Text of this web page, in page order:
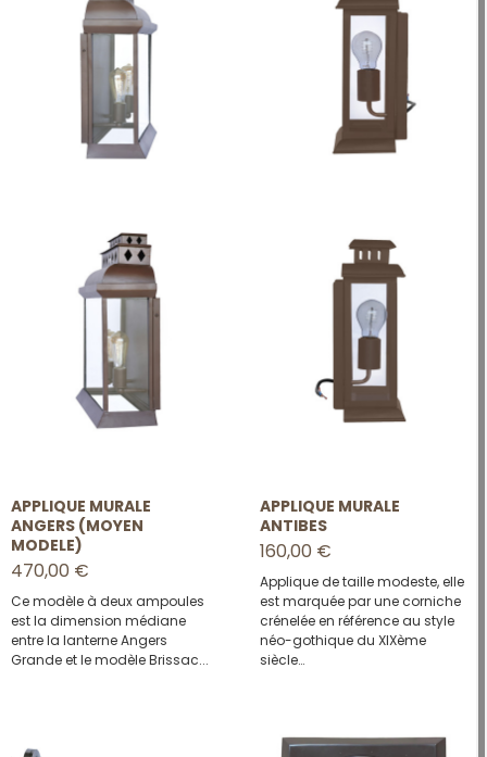
APPLIQUE MURALE
ANGERS (MOYEN
MODELE)
470,00 €
Ce modèle à deux ampoules
est la dimension médiane
entre la lanterneAngers
Grandeet le modèleBrissac...
APPLIQUE MURALE
ANTIBES
160,00 €
Applique de taille modeste, elle
est marquée par une corniche
crénelée en référence au style
néo-gothique du XIXème
siècle…